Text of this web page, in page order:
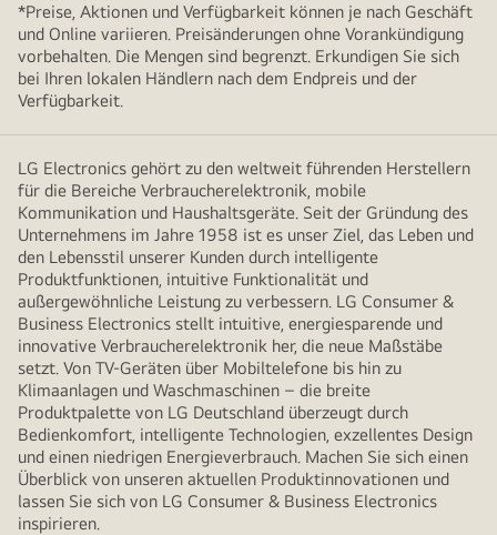
*Preise, Aktionen und Verfügbarkeit können je nach Geschäft
und Online variieren. Preisänderungen ohne Vorankündigung
vorbehalten. Die Mengen sind begrenzt. Erkundigen Sie sich
bei Ihren lokalen Händlern nach dem Endpreis und der
Verfügbarkeit.
LG Electronics gehört zu den weltweit führenden Herstellern
für die Bereiche Verbraucherelektronik, mobile
Kommunikation und Haushaltsgeräte. Seit der Gründung des
Unternehmens im Jahre 1958 ist es unser Ziel, das Leben und
den Lebensstil unserer Kunden durch intelligente
Produktfunktionen, intuitive Funktionalität und
außergewöhnliche Leistung zu verbessern. LG Consumer &
Business Electronics stellt intuitive, energiesparende und
innovative Verbraucherelektronik her, die neue Maßstäbe
setzt. Von TV-Geräten über Mobiltelefone bis hin zu
Klimaanlagen und Waschmaschinen – die breite
Produktpalette von LG Deutschland überzeugt durch
Bedienkomfort, intelligente Technologien, exzellentes Design
und einen niedrigen Energieverbrauch. Machen Sie sich einen
Überblick von unseren aktuellen Produktinnovationen und
lassen Sie sich von LG Consumer & Business Electronics
inspirieren.